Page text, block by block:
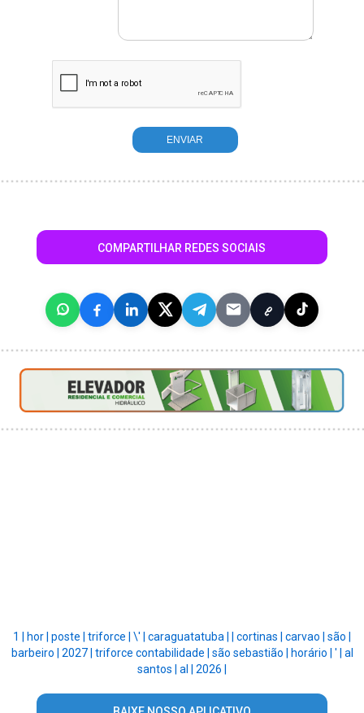
COMPARTILHAR REDES SOCIAIS
1 | hor | poste | triforce | \' | caraguatatuba | cortinas | carvao | são |
barbeiro | 2027 | triforce contabilidade | são sebastião | horário | ' | al
santos | al | 2026 |